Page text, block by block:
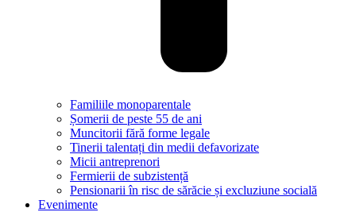
Familiile monoparentale
Șomerii de peste 55 de ani
Muncitorii fără forme legale
Tinerii talentați din medii defavorizate
Micii antreprenori
Fermierii de subzistență
Pensionarii în risc de sărăcie și excluziune socială
Evenimente